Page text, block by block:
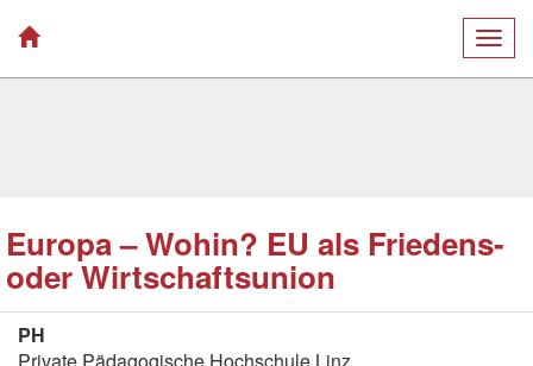
Europa – Wohin? EU als Friedens-
oder Wirtschaftsunion
PH